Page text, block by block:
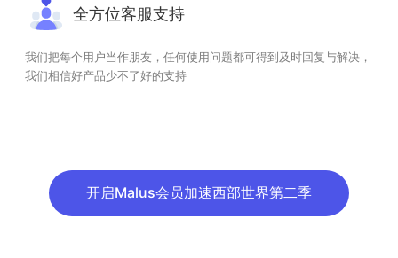
全方位客服支持
我们把每个用户当作朋友，任何使用问题都可得到及时回复与解决，
我们相信好产品少不了好的支持
开启Malus会员加速西部世界第二季